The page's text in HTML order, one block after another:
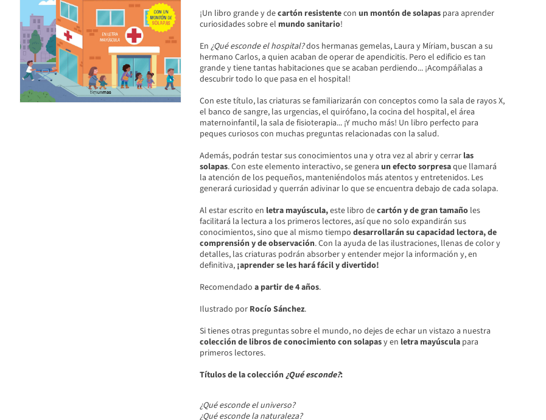
¡Un libro grande y decartón resistentecon un montón de solapaspara aprender
curiosidades sobre el mundo sanitario!
En ¿Qué esconde el hospital?dos hermanas gemelas, Laura y Míriam, buscan a su
hermano Carlos, a quien acaban de operar de apendicitis. Pero el edificio es tan
grande y tiene tantas habitaciones que se acaban perdiendo... ¡Acompáñalas a
descubrir todo lo que pasa en el hospital!
Con este título, las criaturas se familiarizarán con conceptos como la sala de rayos X,
el banco de sangre, las urgencias, el quirófano, la cocina del hospital, el área
maternoinfantil, la sala de fisioterapia... ¡Y mucho más! Un libro perfecto para
peques curiosos con muchas preguntas relacionadas con la salud.
Además, podrán testar sus conocimientos una y otra vez al abrir y cerrar las
solapas. Con este elemento interactivo, se genera un efecto sorpresaque llamará
la atención de los pequeños, manteniéndolos más atentos y entretenidos. Les
generará curiosidad y querrán adivinar lo que se encuentra debajo de cada solapa.
Al estar escrito en letra mayúscula,este libro decartón y de gran tamañoles
facilitará la lectura a los primeros lectores, así que no solo expandirán sus
conocimientos, sino que al mismo tiempo desarrollarán su capacidad lectora, de
comprensión y de observación. Con la ayuda de las ilustraciones, llenas de color y
detalles, las criaturas podrán absorber y entender mejor la información y, en
definitiva, ¡aprender se les hará fácil y divertido!
Recomendado a partir de 4 años.
Ilustrado por Rocío Sánchez.
Si tienes otras preguntas sobre el mundo, no dejes de echar un vistazo a nuestra
colección de libros de conocimiento con solapasy en letra mayúscula para
primeros lectores.
Títulos de la colección¿Qué esconde?:
¿Qué esconde el universo?
¿Qué esconde la naturaleza?